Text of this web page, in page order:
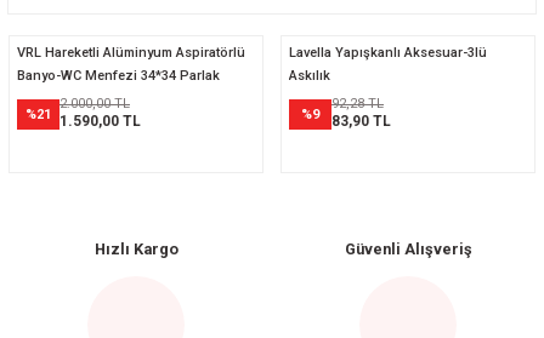
VRL Hareketli Alüminyum Aspiratörlü
Banyo-WC Menfezi 34*34 Parlak
Siyah
%21
2.000,00 TL
1.590,00 TL
Lavella Yapışkanlı Aksesuar-3lü
Askılık
%9
92,28 TL
83,90 TL
Hızlı Kargo Güvenli Alışveriş